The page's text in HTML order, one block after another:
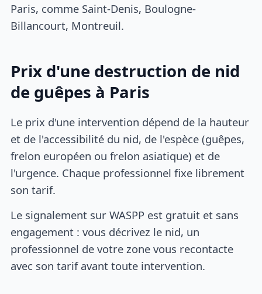
Paris, comme Saint-Denis, Boulogne-
Billancourt, Montreuil.
Prix d'une destruction de nid
de guêpes à Paris
Le prix d'une intervention dépend de la hauteur
et de l'accessibilité du nid, de l'espèce (guêpes,
frelon européen ou frelon asiatique) et de
l'urgence. Chaque professionnel fixe librement
son tarif.
Le signalement sur WASPP est gratuit et sans
engagement : vous décrivez le nid, un
professionnel de votre zone vous recontacte
avec son tarif avant toute intervention.